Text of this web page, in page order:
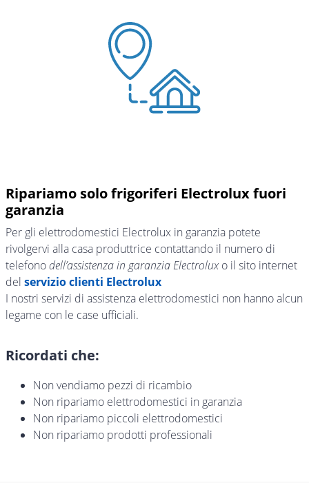
Ripariamo solo frigoriferi Electrolux fuori
garanzia
Per gli elettrodomestici Electrolux in garanzia potete
rivolgervi alla casa produttrice contattando il numero di
telefonodell’assistenza in garanzia Electroluxo il sito internet
del servizio clienti Electrolux
I nostri servizi di assistenza elettrodomestici non hanno alcun
legame con le case ufficiali.
Ricordati che:
Non vendiamo pezzi di ricambio
Non ripariamo elettrodomestici in garanzia
Non ripariamo piccoli elettrodomestici
Non ripariamo prodotti professionali